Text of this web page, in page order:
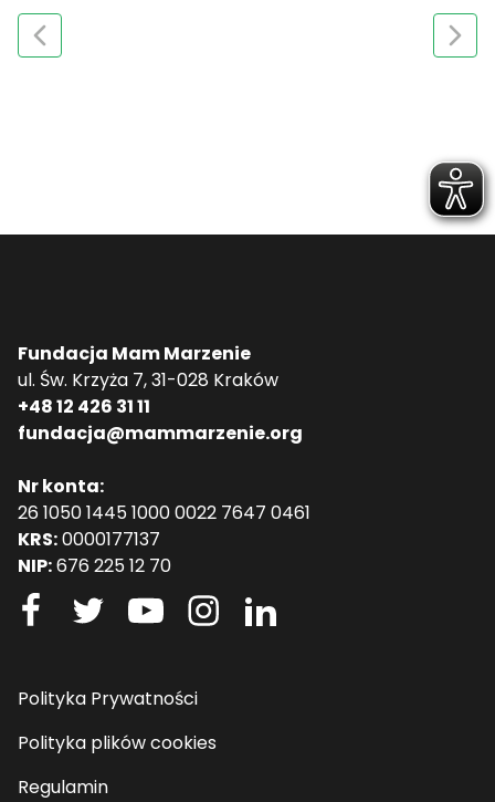
Fundacja Mam Marzenie
ul. Św. Krzyża 7, 31-028 Kraków
+48 12 426 31 11
fundacja@mammarzenie.org
Nr konta:
26 1050 1445 1000 0022 7647 0461
KRS:0000177137
NIP:676 225 12 70
Polityka Prywatności
Polityka plików cookies
Regulamin